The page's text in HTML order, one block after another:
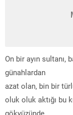
On bir ayın sultanı,
günahlardan
azat olan, bin bir
oluk oluk aktığı bu
gökyüzünde